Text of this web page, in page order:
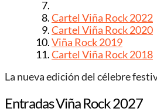
Cartel Viña Rock 2022
Cartel Viña Rock 2020
Viña Rock 2019
Cartel Viña Rock 2018
La nueva edición del célebre
Entradas Viña Rock 2027